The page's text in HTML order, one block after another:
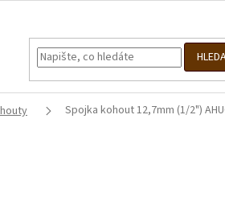
Spojka kohout 12,7mm (1/2")